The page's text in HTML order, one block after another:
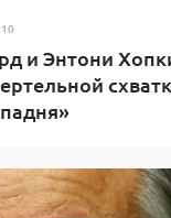
и Энтони